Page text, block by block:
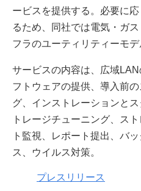
ービスを提供する。必要に
るため、同社では電気・ガ
フラのユーティリティーモデ
サービスの内容は、広域
フトウェアの提供、導入前
グ、インストレーションと
トレージチューニング、ス
ト監視、レポート提出、バ
ス、ウイルス対策。
プレスリリース